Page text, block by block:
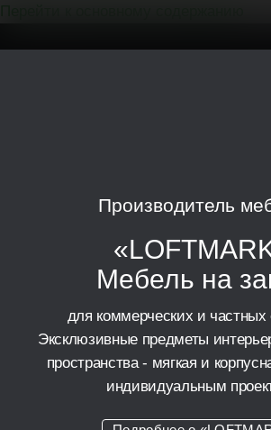
Производитель
Мебель на
для коммерческих и частных
Эксклюзивные предметы
пространства - мягкая и
индивидуальным